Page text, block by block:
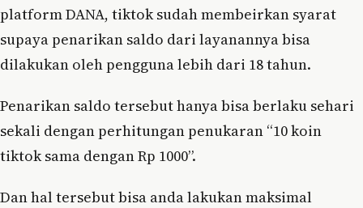
platform DANA, tiktok sudah membeirkan syarat
supaya penarikan saldo dari layanannya bisa
dilakukan oleh pengguna lebih dari 18 tahun.
Penarikan saldo tersebut hanya bisa berlaku sehari
sekali dengan perhitungan penukaran “10 koin
tiktok sama dengan Rp 1000”.
Dan hal tersebut bisa anda lakukan maksimal